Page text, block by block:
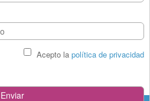
Acepto la política de privacidad